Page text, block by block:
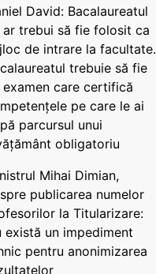
David: Bacalaureatul
ar trebui să fie folosit ca
de intrare la facultate.
trebuie să fie
examen care certifică
pe care le ai
parcursul unui
obligatoriu
Mihai Dimian,
publicarea numelor
la Titularizare:
există un impediment
pentru anonimizarea